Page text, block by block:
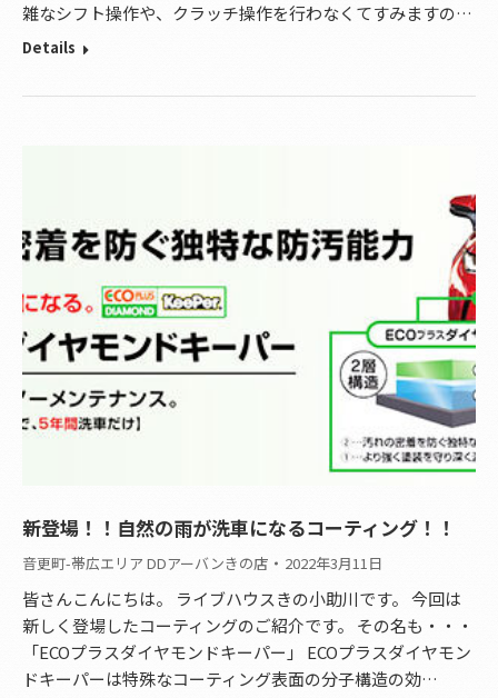
雑なシフト操作や、クラッチ操作を行わなくてすみますの…
Details
新登場！！自然の雨が洗車になるコーティング！！
音更町-帯広エリア DDアーバンきの店 2022年3月11日
皆さんこんにちは。 ライブハウスきの小助川です。 今回は
新しく登場したコーティングのご紹介です。 その名も・・・
「ECOプラスダイヤモンドキーパー」 ECOプラスダイヤモン
ドキーパーは特殊なコーティング表面の分子構造の効…